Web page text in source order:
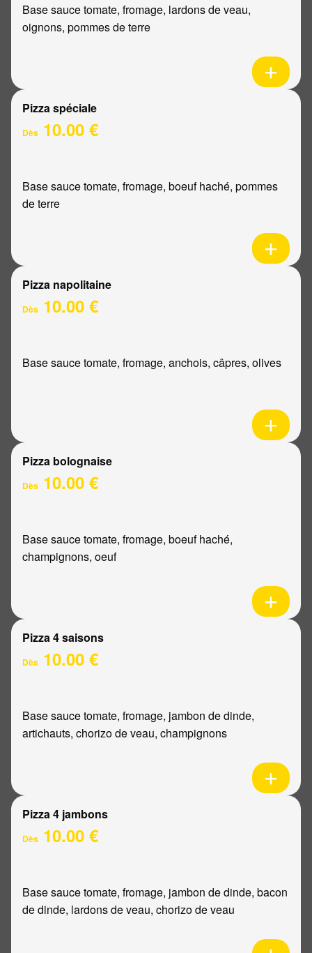
Base sauce tomate, fromage, lardons de veau,
oignons, pommes de terre
Pizza spéciale
Dès 10.00 €
Base sauce tomate, fromage, boeuf haché, pommes
de terre
Pizza napolitaine
Dès 10.00 €
Base sauce tomate, fromage, anchois, câpres, olives
Pizza bolognaise
Dès 10.00 €
Base sauce tomate, fromage, boeuf haché,
champignons, oeuf
Pizza 4 saisons
Dès 10.00 €
Base sauce tomate, fromage, jambon de dinde,
artichauts, chorizo de veau, champignons
Pizza 4 jambons
Dès 10.00 €
Base sauce tomate, fromage, jambon de dinde, bacon
de dinde, lardons de veau, chorizo de veau